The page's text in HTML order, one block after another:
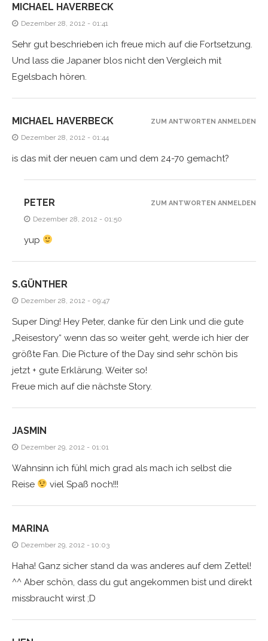
MICHAEL HAVERBECK
Dezember 28, 2012 - 01:41
Sehr gut beschrieben ich freue mich auf die Fortsetzung.
Und lass die Japaner blos nicht den Vergleich mit
Egelsbach hören.
MICHAEL HAVERBECK
Dezember 28, 2012 - 01:44
is das mit der neuen cam und dem 24-70 gemacht?
ZUM ANTWORTEN ANMELDEN
PETER
Dezember 28, 2012 - 01:50
yup
ZUM ANTWORTEN ANMELDEN
S.GÜNTHER
Dezember 28, 2012 - 09:47
Super Ding! Hey Peter, danke für den Link und die gute
„Reisestory“ wenn das so weiter geht, werde ich hier der
größte Fan. Die Picture of the Day sind sehr schön bis
jetzt + gute Erklärung. Weiter so!
Freue mich auf die nächste Story.
JASMIN
Dezember 29, 2012 - 01:01
Wahnsinn ich fühl mich grad als mach ich selbst die
Reise
viel Spaß noch!!!
MARINA
Dezember 29, 2012 - 10:03
Haha! Ganz sicher stand da was anderes auf dem Zettel!
^^ Aber schön, dass du gut angekommen bist und direkt
missbraucht wirst ;D